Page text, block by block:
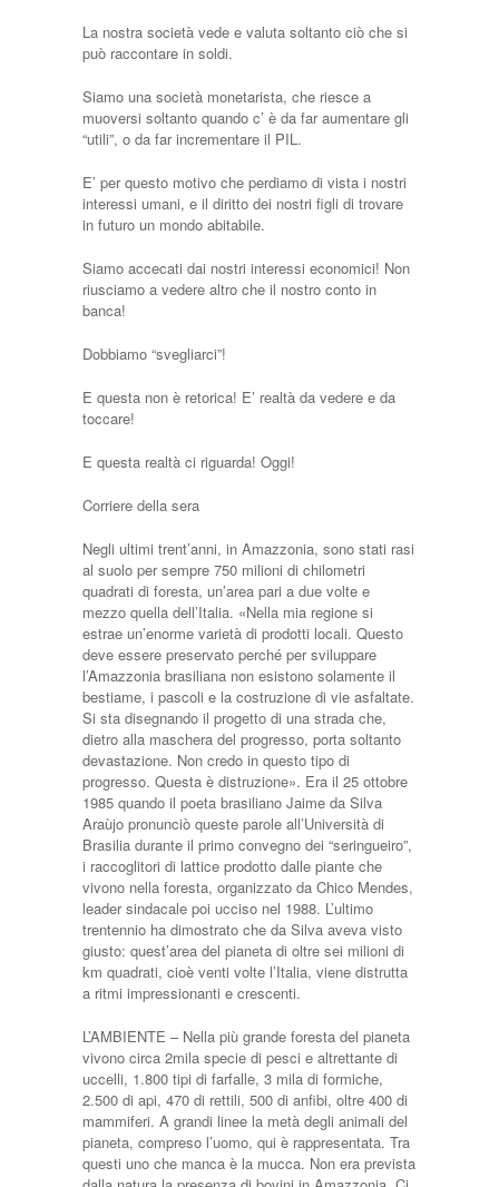
La nostra società vede e valuta soltanto ciò che si
può raccontare in soldi.
Siamo una società monetarista, che riesce a
muoversi soltanto quando c’ è da far aumentare gli
“utili”, o da far incrementare il PIL.
E’ per questo motivo che perdiamo di vista i nostri
interessi umani, e il diritto dei nostri figli di trovare
in futuro un mondo abitabile.
Siamo accecati dai nostri interessi economici! Non
riusciamo a vedere altro che il nostro conto in
banca!
Dobbiamo “svegliarci”!
E questa non è retorica! E’ realtà da vedere e da
toccare!
E questa realtà ci riguarda! Oggi!
Corriere della sera
Negli ultimi trent’anni, in Amazzonia, sono stati rasi
al suolo per sempre 750 milioni di chilometri
quadrati di foresta, un’area pari a due volte e
mezzo quella dell’Italia. «Nella mia regione si
estrae un’enorme varietà di prodotti locali. Questo
deve essere preservato perché per sviluppare
l’Amazzonia brasiliana non esistono solamente il
bestiame, i pascoli e la costruzione di vie asfaltate.
Si sta disegnando il progetto di una strada che,
dietro alla maschera del progresso, porta soltanto
devastazione. Non credo in questo tipo di
progresso. Questa è distruzione». Era il 25 ottobre
1985 quando il poeta brasiliano Jaime da Silva
Araùjo pronunciò queste parole all’Università di
Brasilia durante il primo convegno dei “seringueiro”,
i raccoglitori di lattice prodotto dalle piante che
vivono nella foresta, organizzato da Chico Mendes,
leader sindacale poi ucciso nel 1988. L’ultimo
trentennio ha dimostrato che da Silva aveva visto
giusto: quest’area del pianeta di oltre sei milioni di
km quadrati, cioè venti volte l’Italia, viene distrutta
a ritmi impressionanti e crescenti.
L’AMBIENTE – Nella più grande foresta del pianeta
vivono circa 2mila specie di pesci e altrettante di
uccelli, 1.800 tipi di farfalle, 3 mila di formiche,
2.500 di api, 470 di rettili, 500 di anfibi, oltre 400 di
mammiferi. A grandi linee la metà degli animali del
pianeta, compreso l’uomo, qui è rappresentata. Tra
questi uno che manca è la mucca. Non era prevista